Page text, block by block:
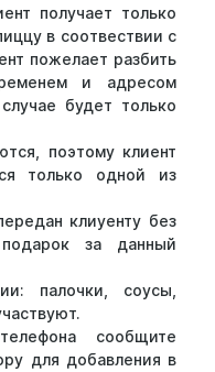
получает только
в соотвествии с
пожелает разбить
и адресом
будет только
поэтому клиент
только одной из
клиуенту без
подарок за данный
палочки, соусы,
сообщите
для добавления в